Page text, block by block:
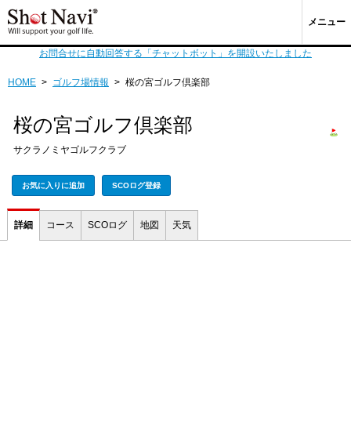
メニュー
お問合せに自動回答する「チャットボット」を開設いたしました
HOME > ゴルフ場情報 > 桜の宮ゴルフ倶楽部
桜の宮ゴルフ倶楽部
サクラノミヤゴルフクラブ
お気に入りに追加 SCOログ登録
詳細 コース SCOログ 地図 天気